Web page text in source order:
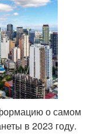
о самом
в 2023 году.